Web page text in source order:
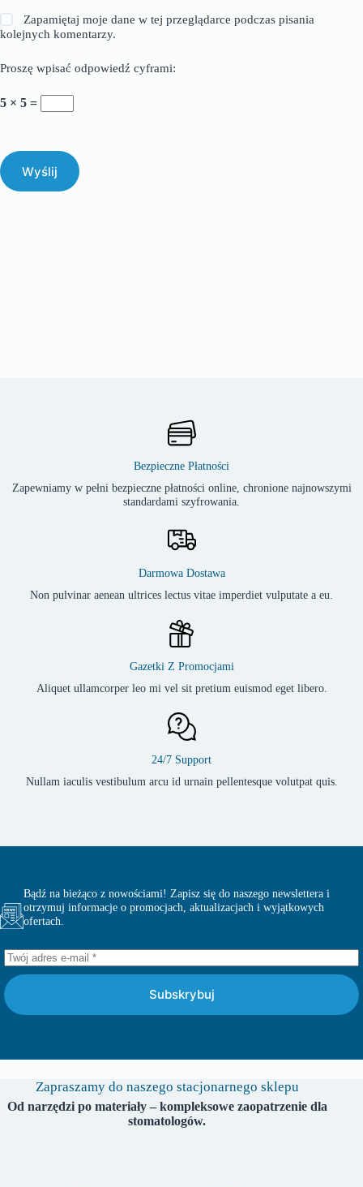
Zapamiętaj moje dane w tej przeglądarce podczas pisania
kolejnych komentarzy.
Proszę wpisać odpowiedź cyframi:
5 × 5 =
Wyślij
Bezpieczne Płatności
Zapewniamy w pełni bezpieczne płatności online, chronione najnowszymi
standardami szyfrowania.
Darmowa Dostawa
Non pulvinar aenean ultrices lectus vitae imperdiet vulputate a eu.
Gazetki Z Promocjami
Aliquet ullamcorper leo mi vel sit pretium euismod eget libero.
24/7 Support
Nullam iaculis vestibulum arcu id urnain pellentesque volutpat quis.
Bądź na bieżąco z nowościami! Zapisz się do naszego newslettera i
otrzymuj informacje o promocjach, aktualizacjach i wyjątkowych
ofertach.
Subskrybuj
Zapraszamy do naszego stacjonarnego sklepu
Od narzędzi po materiały – kompleksowe zaopatrzenie dla
stomatologów.